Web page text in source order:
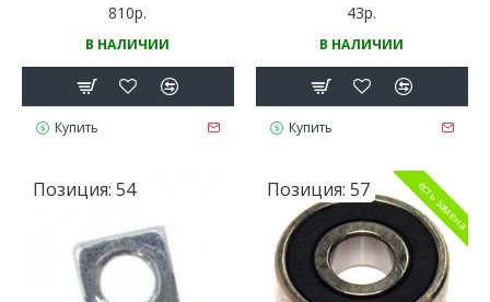
810р.
В НАЛИЧИИ
Купить
43р.
В НАЛИЧИИ
Купить
Позиция: 54 Позиция: 57 есть замена